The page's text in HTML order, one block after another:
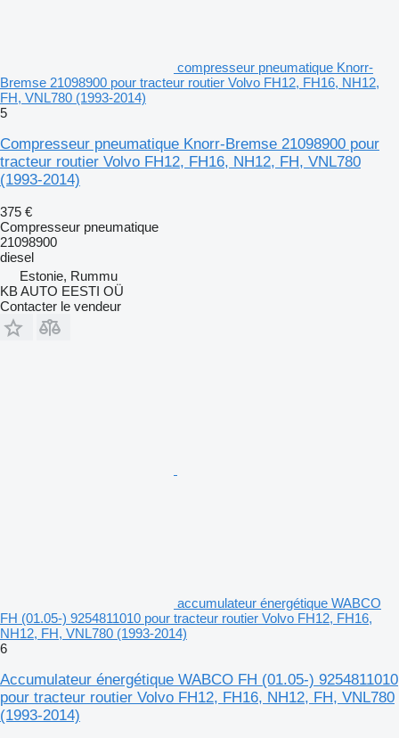
compresseur pneumatique Knorr-
Bremse 21098900 pour tracteur routier Volvo FH12, FH16, NH12,
FH, VNL780 (1993-2014)
5
Compresseur pneumatique Knorr-Bremse 21098900 pour
tracteur routier Volvo FH12, FH16, NH12, FH, VNL780
(1993-2014)
375 €
Compresseur pneumatique
21098900
diesel
Estonie, Rummu
KB AUTO EESTI OÜ
Contacter le vendeur
accumulateur énergétique WABCO
FH (01.05-) 9254811010 pour tracteur routier Volvo FH12, FH16,
NH12, FH, VNL780 (1993-2014)
6
Accumulateur énergétique WABCO FH (01.05-) 9254811010
pour tracteur routier Volvo FH12, FH16, NH12, FH, VNL780
(1993-2014)